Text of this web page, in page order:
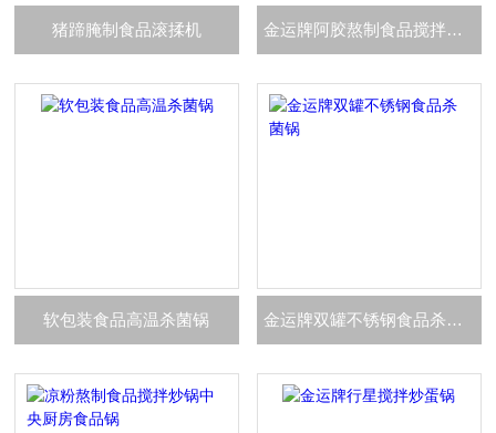
猪蹄腌制食品滚揉机 金运牌阿胶熬制食品搅拌炒锅
软包装食品高温杀菌锅 金运牌双罐不锈钢食品杀菌锅